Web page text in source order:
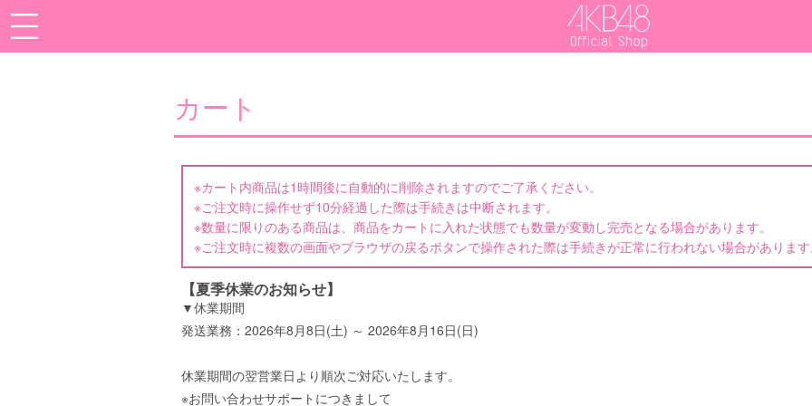
カート
※カート内商品は1時間後に自動的に削除されますのでご了承ください。
※ご注文時に操作せず10分経過した際は手続きは中断されます。
※数量に限りのある商品は、商品をカートに入れた状態でも数量が変動し完売となる場合があります。
※ご注文時に複数の画面やブラウザの戻るボタンで操作された際は手続きが正常に行われない場合がありま
【夏季休業のお知らせ】
▼休業期間
発送業務：2026年8月8日(土) ～ 2026年8月16日(日)
休業期間の翌営業日より順次ご対応いたします。
※お問い合わせサポートにつきまして